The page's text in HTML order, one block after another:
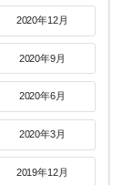
2020年12月
2020年9月
2020年6月
2020年3月
2019年12月